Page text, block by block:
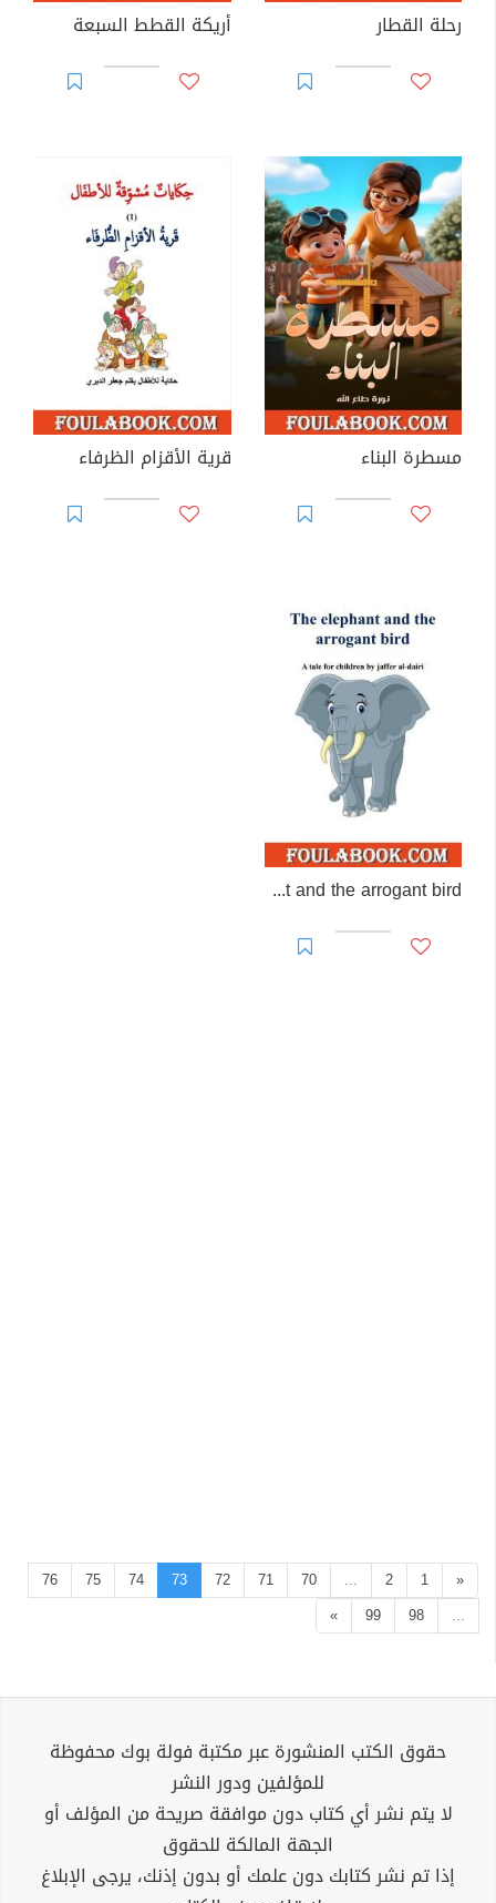
رحلة القطار أريكة القطط السبعة
مسطرة البناء قرية الأقزام الظرفاء
The elephant and the arrogant bird
«
1
2
...
70
71
72
73
74
75
76
...
98
99
»
حقوق الكتب المنشورة عبر مكتبة فولة بوك محفوظة
للمؤلفين ودور النشر
لا يتم نشر أي كتاب دون موافقة صريحة من المؤلف أو
الجهة المالكة للحقوق
إذا تم نشر كتابك دون علمك أو بدون إذنك، يرجى الإبلاغ